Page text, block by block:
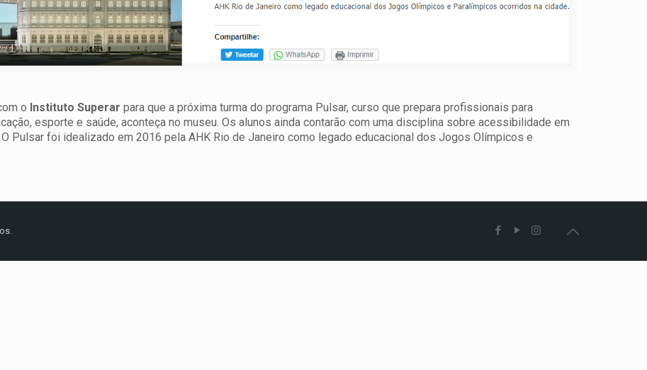
o Instituto Superar para que a próxima turma do programa Pulsar, curso que prepara profissionais para
esporte e saúde, aconteça no museu. Os alunos ainda contarão com uma disciplina sobre acessibilidade em
Pulsar foi idealizado em 2016 pela AHK Rio de Janeiro como legado educacional dos Jogos Olímpicos e